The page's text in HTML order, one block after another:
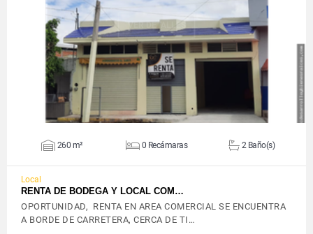
VER DETALLES
260 m² 0 Recámaras 2 Baño(s)
Local
RENTA DE BODEGA Y LOCAL COM…
OPORTUNIDAD, RENTA EN AREA COMERCIAL SE ENCUENTRA
A BORDE DE CARRETERA, CERCA DE TI…